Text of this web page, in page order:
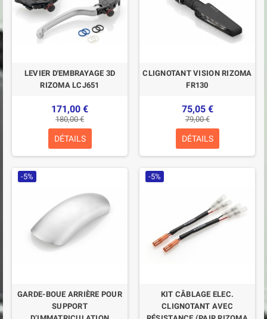
LEVIER D'EMBRAYAGE 3D
RIZOMA LCJ651
171,00 €
180,00 €
DÉTAILS
CLIGNOTANT VISION RIZOMA
FR130
75,05 €
79,00 €
DÉTAILS
-5%
GARDE-BOUE ARRIÈRE POUR
SUPPORT
-5%
KIT CÂBLAGE ELEC.
CLIGNOTANT AVEC